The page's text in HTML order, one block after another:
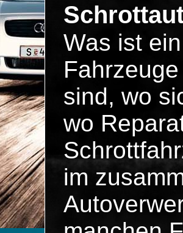
Was ist
sind, wo
wo
im